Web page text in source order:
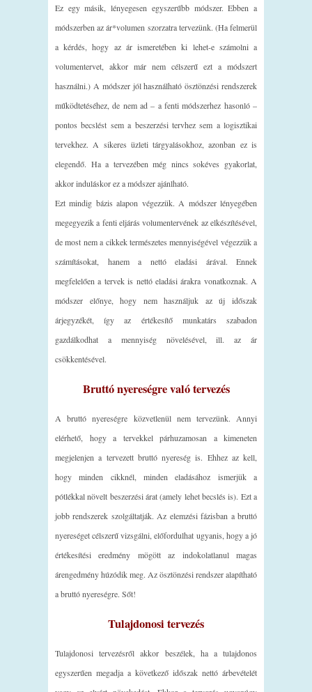
Ez egy másik, lényegesen egyszerűbb módszer. Ebben a
módszerben az ár*volumen szorzatra tervezünk. (Ha felmerül
a kérdés, hogy az ár ismeretében ki lehet-e számolni a
volumentervet, akkor már nem célszerű ezt a módszert
használni.) A módszer jól használható ösztönzési rendszerek
működtetéséhez, de nem ad – a fenti módszerhez hasonló –
pontos becslést sem a beszerzési tervhez sem a logisztikai
tervekhez. A sikeres üzleti tárgyalásokhoz, azonban ez is
elegendő. Ha a tervezében még nincs sokéves gyakorlat,
akkor induláskor ez a módszer ajánlható.
Ezt mindig bázis alapon végezzük. A módszer lényegében
megegyezik a fenti eljárás volumentervének az elkészítésével,
de most nem a cikkek természetes mennyiségével végezzük a
számításokat, hanem a nettó eladási árával. Ennek
megfelelően a tervek is nettó eladási árakra vonatkoznak. A
módszer előnye, hogy nem használjuk az új időszak
árjegyzékét, így az értékesítő munkatárs szabadon
gazdálkodhat a mennyiség növelésével, ill. az ár
csökkentésével.
Bruttó nyereségre való tervezés
A bruttó nyereségre közvetlenül nem tervezünk. Annyi
elérhető, hogy a tervekkel párhuzamosan a kimeneten
megjelenjen a tervezett bruttó nyereség is. Ehhez az kell,
hogy minden cikknél, minden eladásához ismerjük a
pótlékkal növelt beszerzési árat (amely lehet becslés is). Ezt a
jobb rendszerek szolgáltatják. Az elemzési fázisban a bruttó
nyereséget célszerű vizsgálni, előfordulhat ugyanis, hogy a jó
értékesítési eredmény mögött az indokolatlanul magas
árengedmény húzódik meg. Az ösztönzési rendszer alapítható
a bruttó nyereségre. Sőt!
Tulajdonosi tervezés
Tulajdonosi tervezésről akkor beszélek, ha a tulajdonos
egyszerűen megadja a következő időszak nettó árbevételét